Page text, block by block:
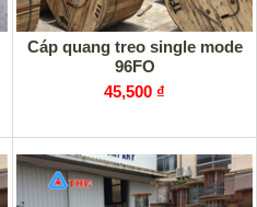
Cáp quang treo single mode
96FO
45,500 ₫